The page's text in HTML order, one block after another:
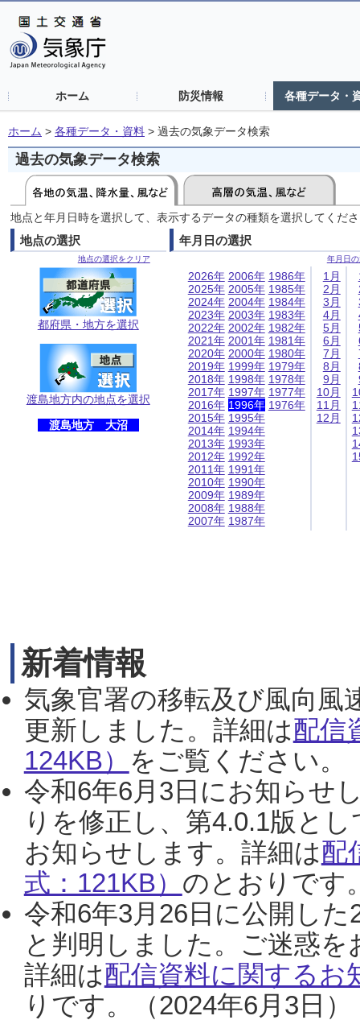
ホーム 防災情報 各種データ・
ホーム > 各種データ・資料 > 過去の気象データ検索
過去の気象データ検索
地点と年月日時を選択して、表示するデータの種類を選択してくだ
地点の選択
地点の選択をクリア
都府県・地方を選択
渡島地方内の地点を選択
渡島地方 大沼
年月日の選択
年月日
2026年
2025年
2024年
2023年
2022年
2021年
2020年
2019年
2018年
2017年
2016年
2015年
2014年
2013年
2012年
2011年
2010年
2009年
2008年
2007年
2006年
2005年
2004年
2003年
2002年
2001年
2000年
1999年
1998年
1997年
1996年
1995年
1994年
1993年
1992年
1991年
1990年
1989年
1988年
1987年
1986年
1985年
1984年
1983年
1982年
1981年
1980年
1979年
1978年
1977年
1976年
1月
2月
3月
4月
5月
6月
7月
8月
9月
10月
11月
12月
新着情報
気象官署の移転及び風向風
更新しました。詳細は配信
124KB） をご覧ください。
令和6年6月3日にお知らせ
りを修正し、第4.0.1版と
お知らせします。詳細は配
式：121KB） のとおりです
令和6年3月26日に公開し
と判明しました。ご迷惑
詳細は配信資料に関するお
りです。（2024年6月3日）